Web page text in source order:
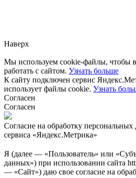
Наверх
Мы используем cookie-файлы, чтобы
работать с сайтом. Узнать больше
К сайту подключен сервис
использует файлы cookie. Узнать
Согласен
Согласен
Согласие на обработку
сервиса «Яндекс.Метрика»
Я (далее — «Пользователь» или
данных») при использовании сайта
— «Сайт») даю свое согласие на